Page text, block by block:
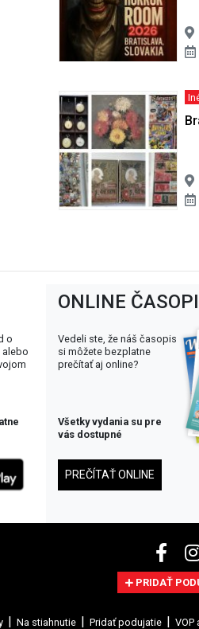
o
alebo
ONLINE
Vedeli ste, že náš časopis
si môžete bezplatne
prečítať aj online?
Všetky vydania su pre
vás dostupné
PREČÍTAŤ ONLINE
PRIDAŤ
Na stiahnutie Pridať podujatie VOP